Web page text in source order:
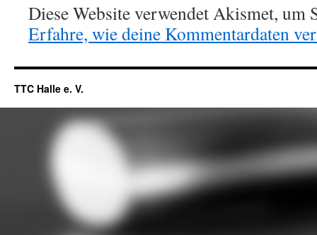
Diese Website verwendet Akismet, um
Erfahre, wie deine Kommentardaten
TTC Halle e. V.